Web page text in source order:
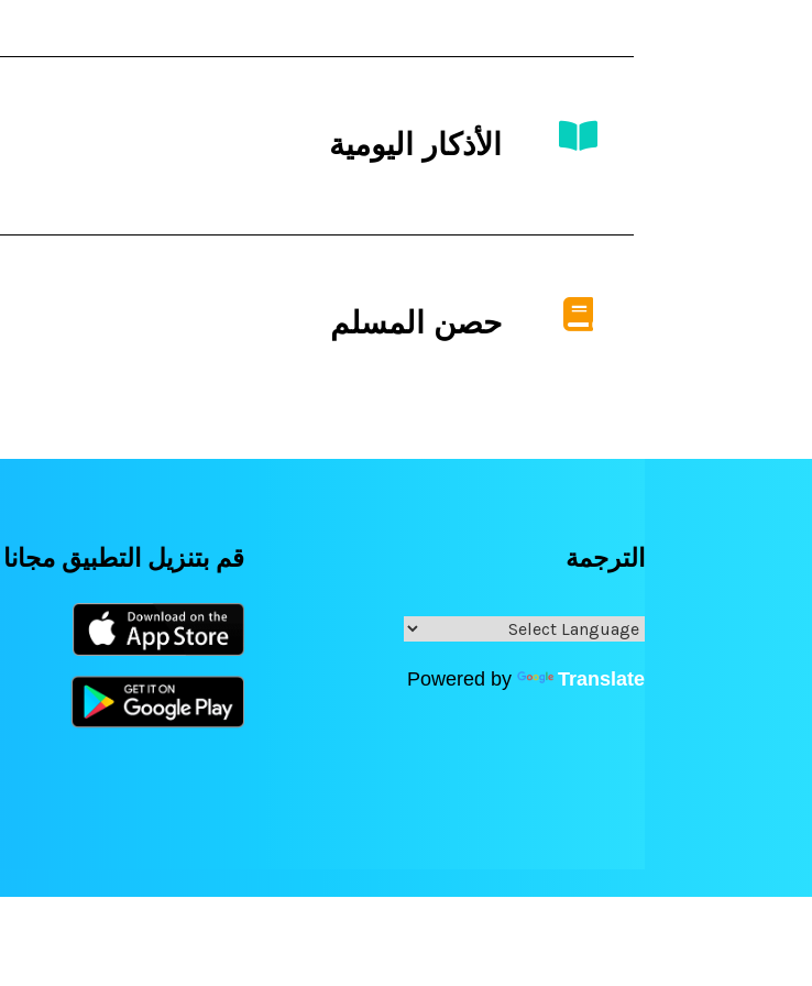
الأذكار اليومية
حصن المسلم
الترجمة
Powered by Translate
قم بتنزيل التطبيق مجانا